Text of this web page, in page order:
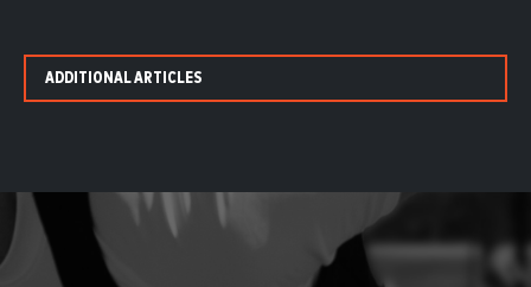
ADDITIONAL ARTICLES